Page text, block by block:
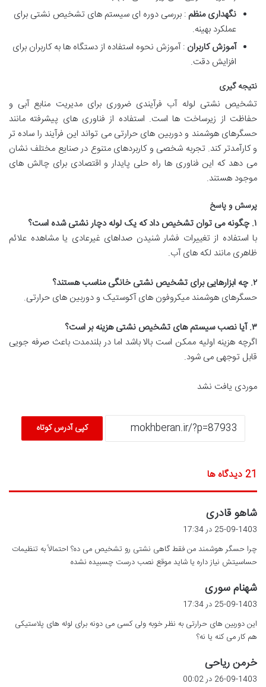
نگهداری منظم : بررسی دوره ای سیستم های تشخیص نشتی برای
عملکرد بهینه.
آموزش کاربران : آموزش نحوه استفاده از دستگاه ها به کاربران برای
افزایش دقت.
نتیجه گیری
تشخیص نشتی لوله آب فرآیندی ضروری برای مدیریت منابع آبی و
حفاظت از زیرساخت ها است. استفاده از فناوری های پیشرفته مانند
حسگرهای هوشمند و دوربین های حرارتی می تواند این فرآیند را ساده تر
و کارآمدتر کند. تجربه شخصی و کاربردهای متنوع در صنایع مختلف نشان
می دهد که این فناوری ها راه حلی پایدار و اقتصادی برای چالش های
موجود هستند.
پرسش و پاسخ
۱.چگونه می توان تشخیص داد که یک لوله دچار نشتی شده است؟
با استفاده از تغییرات فشار شنیدن صداهای غیرعادی یا مشاهده علائم
ظاهری مانند لکه های آب.
۲.چه ابزارهایی برای تشخیص نشتی خانگی مناسب هستند؟
حسگرهای هوشمند میکروفون های آکوستیک و دوربین های حرارتی.
۳.آیا نصب سیستم های تشخیص نشتی هزینه بر است؟
اگرچه هزینه اولیه ممکن است بالا باشد اما در بلندمدت باعث صرفه جویی
قابل توجهی می شود.
موردی یافت نشد
کپی آدرس کوتاه
‫21 دیدگاه ها
شاهو قادری
ت
:
25-09-1403 در 17:34
چرا حسگر هوشمند من فقط گاهی نشتی رو تشخیص می ده؟ احتمالاً به تنظیمات
حساسیتش نیاز داره یا شاید موقع نصب درست چسبیده نشده
شهنام سوری
ف
:
25-09-1403 در 17:34
این دوربین های حرارتی به نظر خوبه ولی کسی می دونه برای لوله های پلاستیکی
هم کار می کنه یا نه؟
خرمن ریاحی
ف
26-09-1403 در 00:02